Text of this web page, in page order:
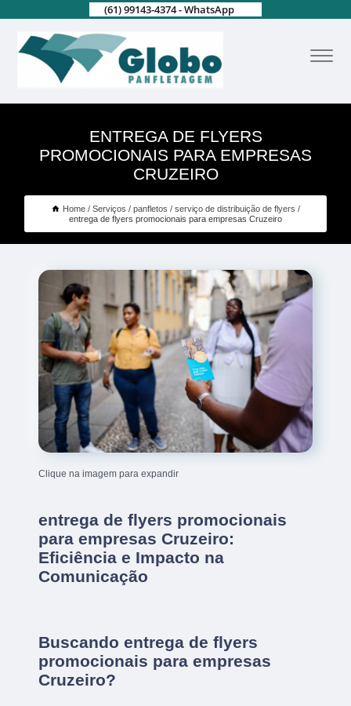
(61) 99143-4374 - WhatsApp
ENTREGA DE FLYERS
PROMOCIONAIS PARA EMPRESAS
CRUZEIRO
Home Serviços panfletos
serviço de distribuição de flyers
entrega de flyers promocionais para empresas Cruzeiro
Clique na imagem para expandir
entrega de flyers promocionais
para empresas Cruzeiro:
Eficiência e Impacto na
Comunicação
Buscando entrega de flyers
promocionais para empresas
Cruzeiro?